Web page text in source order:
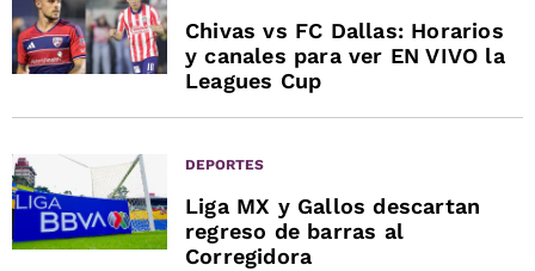
Chivas vs FC Dallas: Horarios
y canales para ver EN VIVO la
Leagues Cup
DEPORTES
Liga MX y Gallos descartan
regreso de barras al
Corregidora